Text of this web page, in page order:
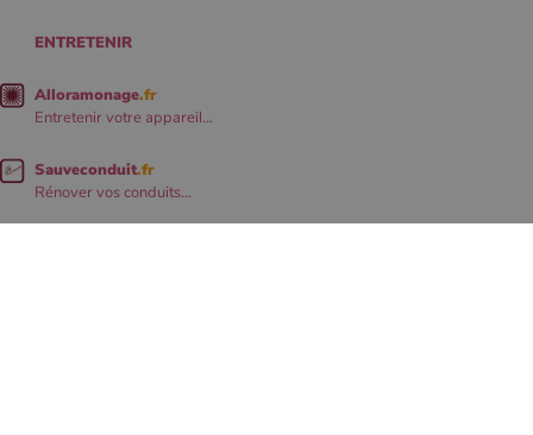
ENTRETENIR
Alloramonage.fr
Entretenir votre appareil...
Sauveconduit.fr
Rénover vos conduits...